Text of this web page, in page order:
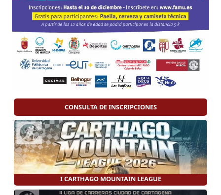
CONSULTA DE INSCRIPCIONES
I CARTHAGO MOUNTAIN LEAGUE